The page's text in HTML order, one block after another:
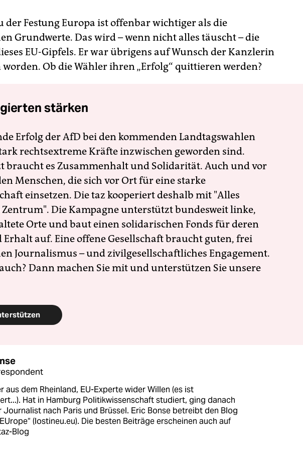
der Festung Europa ist offenbar wichtiger als die
Grundwerte. Das wird – wenn nicht alles täuscht – die
EU-Gipfels. Er war übrigens auf Wunsch der Kanzlerin
Ob die Wähler ihren „Erfolg“ quittieren werden?
stärken
Erfolg der AfD bei den kommenden Landtagswahlen
rechtsextreme Kräfte inzwischen geworden sind.
braucht es Zusammenhalt und Solidarität. Auch und vor
Menschen, die sich vor Ort für eine starke
einsetzen. Die taz kooperiert deshalb mit "Alles
Die Kampagne unterstützt bundesweit linke,
Orte und baut einen solidarischen Fonds für deren
Erhalt auf. Eine offene Gesellschaft braucht guten, frei
Journalismus – und zivilgesellschaftliches Engagement.
Dann machen Sie mit und unterstützen Sie unsere
aus dem Rheinland, EU-Experte wider Willen (es ist
Hat in Hamburg Politikwissenschaft studiert, ging danach
Journalist nach Paris und Brüssel. Eric Bonse betreibt den Blog
(lostineu.eu). Die besten Beiträge erscheinen auch auf
Blog